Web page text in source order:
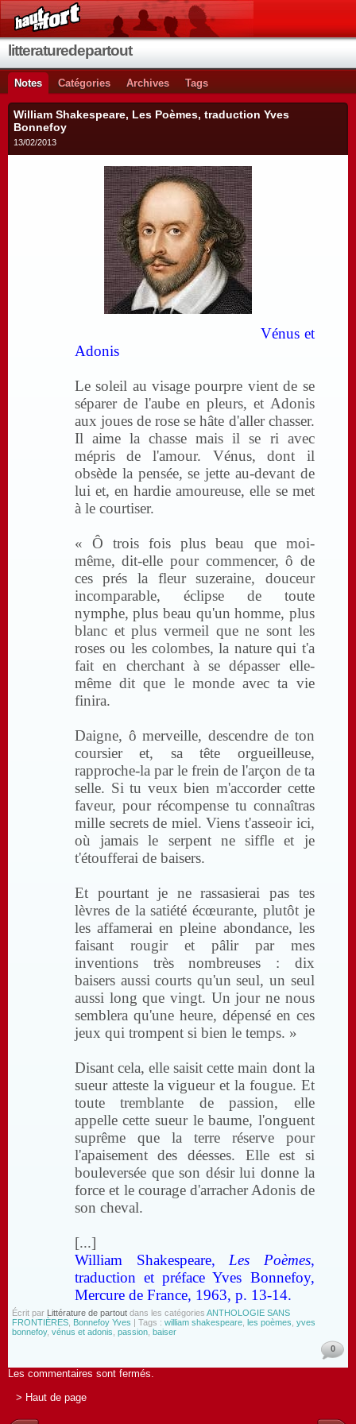
litteraturedepartout
Notes Catégories Archives Tags
William Shakespeare, Les Poèmes, traduction Yves
Bonnefoy
13/02/2013
Vénus et
Adonis
Le soleil au visage pourpre vient de se
séparer de l'aube en pleurs, et Adonis
aux joues de rose se hâte d'aller chasser.
Il aime la chasse mais il se ri avec
mépris de l'amour. Vénus, dont il
obsède la pensée, se jette au-devant de
lui et, en hardie amoureuse, elle se met
à le courtiser.
« Ô trois fois plus beau que moi-
même, dit-elle pour commencer, ô de
ces prés la fleur suzeraine, douceur
incomparable, éclipse de toute
nymphe, plus beau qu'un homme, plus
blanc et plus vermeil que ne sont les
roses ou les colombes, la nature qui t'a
fait en cherchant à se dépasser elle-
même dit que le monde avec ta vie
finira.
Daigne, ô merveille, descendre de ton
coursier et, sa tête orgueilleuse,
rapproche-la par le frein de l'arçon de ta
selle. Si tu veux bien m'accorder cette
faveur, pour récompense tu connaîtras
mille secrets de miel. Viens t'asseoir ici,
où jamais le serpent ne siffle et je
t'étoufferai de baisers.
Et pourtant je ne rassasierai pas tes
lèvres de la satiété écœurante, plutôt je
les affamerai en pleine abondance, les
faisant rougir et pâlir par mes
inventions très nombreuses : dix
baisers aussi courts qu'un seul, un seul
aussi long que vingt. Un jour ne nous
semblera qu'une heure, dépensé en ces
jeux qui trompent si bien le temps. »
Disant cela, elle saisit cette main dont la
sueur atteste la vigueur et la fougue. Et
toute tremblante de passion, elle
appelle cette sueur le baume, l'onguent
suprême que la terre réserve pour
l'apaisement des déesses. Elle est si
bouleversée que son désir lui donne la
force et le courage d'arracher Adonis de
son cheval.
[...]
William Shakespeare, Les Poèmes,
traduction et préface Yves Bonnefoy,
Mercure de France, 1963, p. 13-14.
Écrit par Littérature de partout dans les catégories ANTHOLOGIE SANS
FRONTIÈRES Bonnefoy Yves | Tags : william shakespeare les poèmes yves
bonnefoy, vénus et adonis passion baiser
0
Les commentaires sont fermés.
> Haut de page